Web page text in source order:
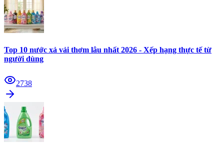
Top 10 nước xả vải thơm lâu nhất 2026 - Xếp hạng thực tế từ
người dùng
2738